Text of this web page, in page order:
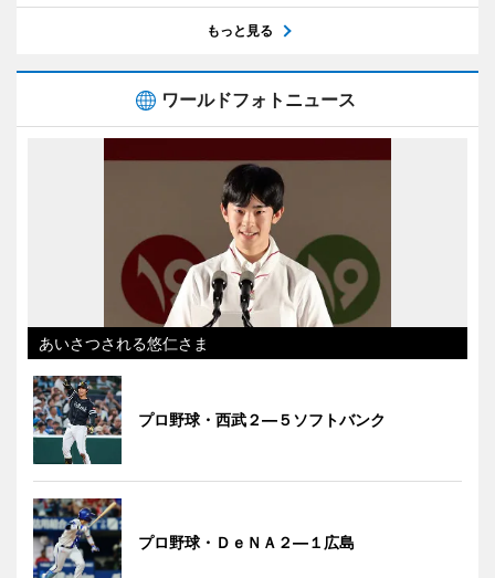
もっと見る
ワールドフォトニュース
あいさつされる悠仁さま
プロ野球・西武２―５ソフトバンク
プロ野球・ＤｅＮＡ２―１広島